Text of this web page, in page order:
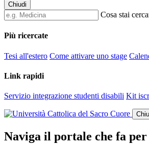
Chiudi
Cosa stai
Più ricercate
Tesi all'estero Come attivare uno stage
Link rapidi
Servizio integrazione studenti disabili Kit
Naviga il portale che fa per